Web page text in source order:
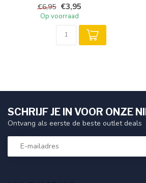
€6,95 €3,95
Op voorraad
SCHRIJF JE IN VOOR ONZE
Ontvang als eerste de beste outlet deals